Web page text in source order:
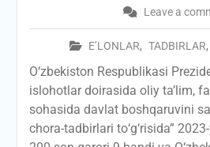
Leave a
E’LONLAR, TADBIRLAR,
О‘zbekiston Respublikasi
islohotlar doirasida oliy ta’lim,
sohasida davlat boshqaruvini
chora-tadbirlari tо‘g‘risida”